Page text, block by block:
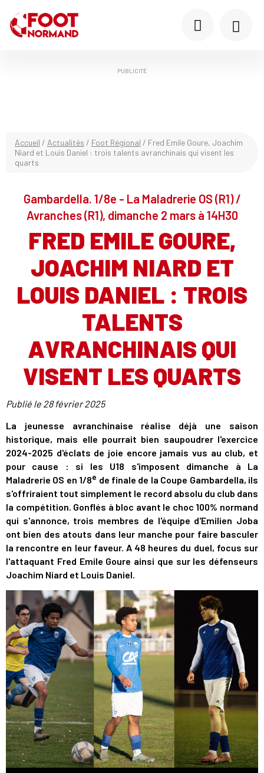
PUBLICITÉ
Accueil / Actualités / Foot Régional / Fred Emile Goure, Joachim
Niard et Louis Daniel : trois talents avranchinais qui visent les
quarts
Gambardella. 1/8e - La Maladrerie OS (R1) /
Avranches (R1), dimanche 2 mars à 14H30
FRED EMILE GOURE,
JOACHIM NIARD ET
LOUIS DANIEL : TROIS
TALENTS
AVRANCHINAIS QUI
VISENT LES QUARTS
Publié le 28 février 2025
La jeunesse avranchinaise réalise déjà une saison
historique, mais elle pourrait bien saupoudrer l'exercice
2024-2025 d'éclats de joie encore jamais vus au club, et
pour cause : si les U18 s'imposent dimanche à La
Maladrerie OS en 1/8e de finale de la Coupe Gambardella, ils
s'offriraient tout simplement le record absolu du club dans
la compétition. Gonflés à bloc avant le choc 100% normand
qui s'annonce, trois membres de l'équipe d'Emilien Joba
ont bien des atouts dans leur manche pour faire basculer
la rencontre en leur faveur. A 48 heures du duel, focus sur
l'attaquant Fred Emile Goure ainsi que sur les défenseurs
Joachim Niard et Louis Daniel.